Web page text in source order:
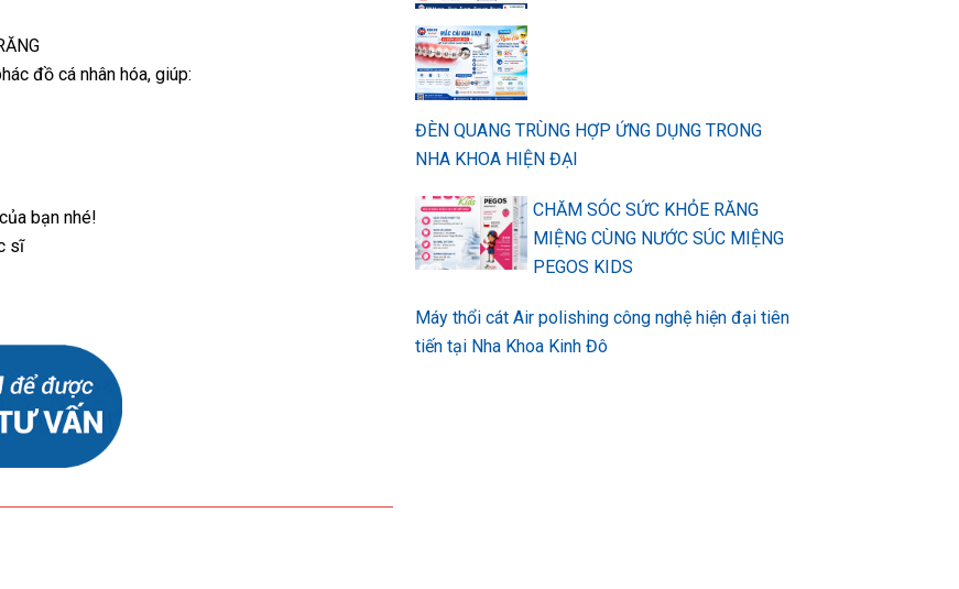
đồ cá nhân hóa, giúp:
bạn nhé!
sĩ
ĐÈN QUANG TRÙNG HỢP ỨNG DỤNG TRONG
NHA KHOA HIỆN ĐẠI
CHĂM SÓC SỨC KHỎE RĂNG
MIỆNG CÙNG NƯỚC SÚC MIỆNG
PEGOS KIDS
Máy thổi cát Air polishing công nghệ hiện đại tiên
tiến tại Nha Khoa Kinh Đô